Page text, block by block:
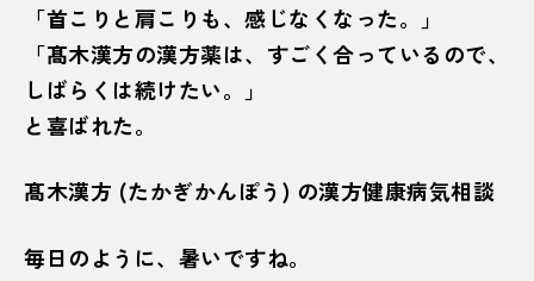
「首こりと肩こりも、感じなくなった。」
「髙木漢方の漢方薬は、すごく合っているので、
しばらくは続けたい。」
と喜ばれた。
髙木漢方 (たかぎかんぽう) の漢方健康病気相談
毎日のように、暑いですね。